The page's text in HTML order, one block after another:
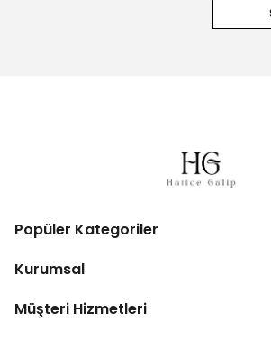
Popüler Kategoriler
Kurumsal
Müşteri Hizmetleri